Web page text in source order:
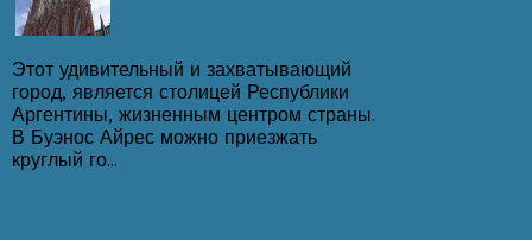
Этот удивительный и захватывающий
город, является столицей Республики
Аргентины, жизненным центром страны.
В Буэнос Айрес можно приезжать
круглый го...